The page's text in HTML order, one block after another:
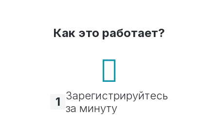
Как это работает?
1 Зарегистрируйтесь
за минуту